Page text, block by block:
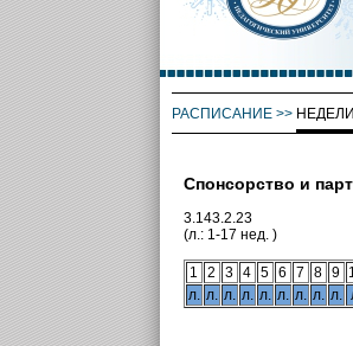
РАСПИСАНИЕ>> НЕДЕЛИ
Спонсорство и
3.143.2.23
(л.: 1-17 нед. )
1 2 3 4 5 6 7 8 9
л. л. л. л. л. л. л. л. л.